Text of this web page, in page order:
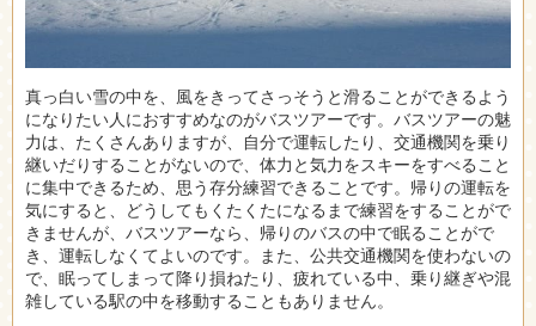
真っ白い雪の中を、風をきってさっそうと滑ることができるよう
になりたい人におすすめなのがバスツアーです。 バスツアーの魅
力は、たくさんありますが、自分で運転したり、交通機関を乗り
継いだりすることがないので、体力と気力をスキーをすべること
に集中できるため、思う存分練習できることです。帰りの運転を
気にすると、どうしてもくたくたになるまで練習をすることがで
きませんが、バスツアーなら、帰りのバスの中で眠ることがで
き、運転しなくてよいのです。また、公共交通機関を使わないの
で、眠ってしまって降り損ねたり、疲れている中、乗り継ぎや混
雑している駅の中を移動することもありません。